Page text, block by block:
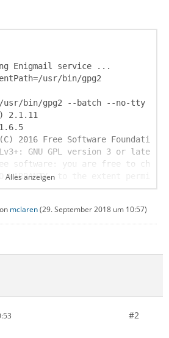
Alles anzeigen
mclaren(29. September 2018 um 10:57)
#2